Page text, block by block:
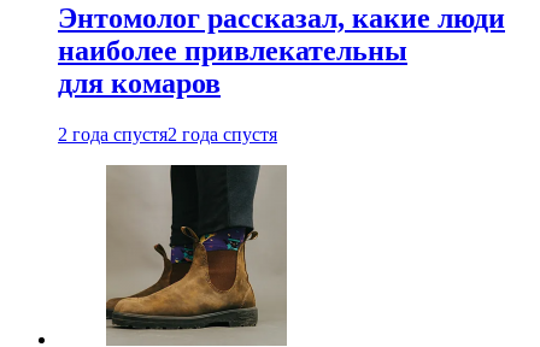
Энтомолог рассказал, какие люди
наиболее привлекательны
для комаров
2 года спустя2 года спустя